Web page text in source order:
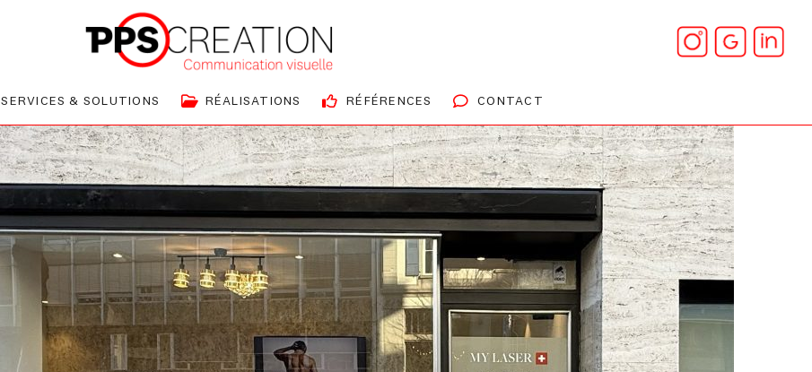
SERVICES & SOLUTIONS RÉALISATIONS RÉFÉRENCES CONTACT